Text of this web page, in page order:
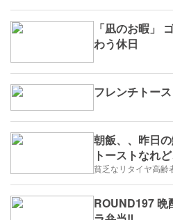
「凪のお暇」
わう休日
フレンチトー
朝飯、、昨日
トーストなれど
ROUND197 晩